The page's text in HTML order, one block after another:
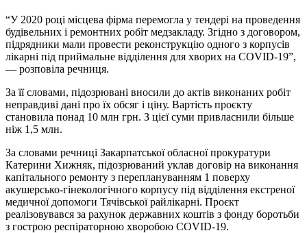
“У 2020 році місцева фірма перемогла у тендері на проведення
будівельних і ремонтних робіт медзакладу. Згідно з договором,
підрядники мали провести реконструкцію одного з корпусів
лікарні під приймальне відділення для хворих на COVID-19”,
— розповіла речниця.
За її словами, підозрювані вносили до актів виконаних робіт
неправдиві дані про їх обсяг і ціну. Вартість проєкту
становила понад 10 млн грн. З цієї суми привласнили більше
ніж 1,5 млн.
За словами речниці Закарпатської обласної прокуратури
Катерини Хижняк, підозрюваний уклав договір на виконання
капітального ремонту з переплануванням 1 поверху
акушерсько-гінекологічного корпусу під відділення екстреної
медичної допомоги Тячівської райлікарні. Проєкт
реалізовувався за рахунок державних коштів з фонду боротьби
з гострою респіраторною хворобою COVID-19.